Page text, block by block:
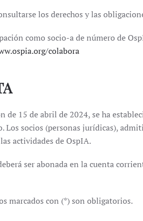
los derechos y las
como socio-a de número de
colabora
de 15 de abril de 2024, se ha
Los socios (personas jurídicas),
actividades de OspIA.
ser abonada en la cuenta
marcados con (*) son obligatorios.